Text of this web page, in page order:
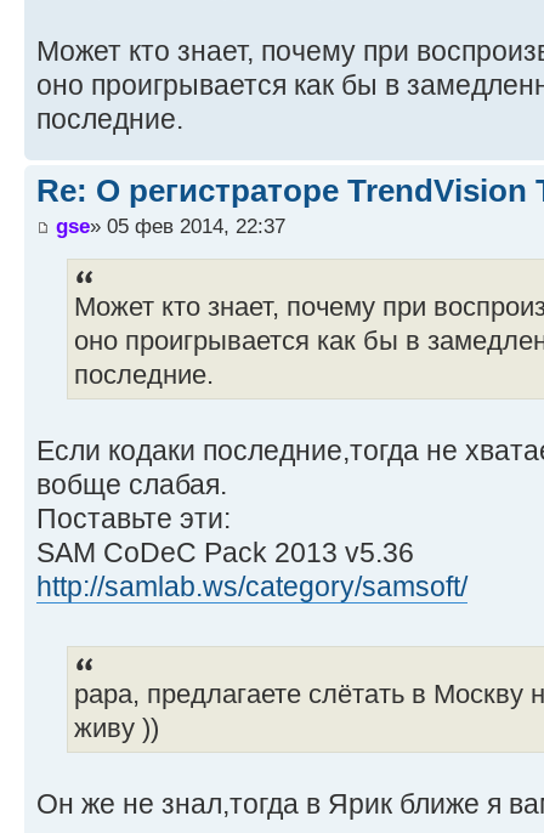
Может кто знает, почему при
оно проигрывается как бы в
последние.
Re: О регистраторе TrendVision
gse» 05 фев 2014, 22:37
Может кто знает, почему при
оно проигрывается как бы в
последние.
Если кодаки последние,тогда не
вобще слабая.
Поставьте эти:
SAM CoDeC Pack 2013 v5.36
http://samlab.ws/category/samsoft/
papa, предлагаете слётать в Москву
живу ))
Он же не знал,тогда в Ярик ближе я